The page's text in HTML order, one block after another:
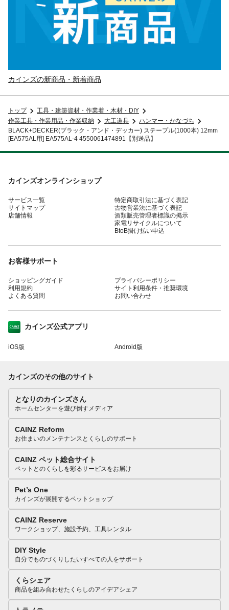
カインズの新商品・新着商品
トップ
工具・建築資材・作業着・木材・DIY
作業工具・作業用品・作業収納
大工道具
ハンマー・かなづち
BLACK+DECKER(ブラック・アンド・デッカー) ステープル(1000本) 12mm
[EA575AL用] EA575AL-4 4550061474891【別送品】
カインズオンラインショップ
サービス一覧
サイトマップ
店舗情報
特定商取引法に基づく表記
古物営業法に基づく表記
酒類販売管理者標識の掲示
家電リサイクルについて
BtoB掛け払い申込
お客様サポート
ショッピングガイド
利用規約
よくある質問
プライバシーポリシー
サイト利用条件・推奨環境
お問い合わせ
カインズ公式アプリ
iOS版 Android版
カインズのその他のサイト
となりのカインズさん
ホームセンターを遊び倒すメディア
CAINZ Reform
お住まいのメンテナンスとくらしのサポート
CAINZ ペット総合サイト
ペットとのくらしを彩るサービスをお届け
Pet’s One
カインズが展開するペットショップ
CAINZ Reserve
ワークショップ、施設予約、工具レンタル
DIY Style
自分でものづくりしたいすべての人をサポート
くらシェア
商品を組み合わせたくらしのアイデアシェア